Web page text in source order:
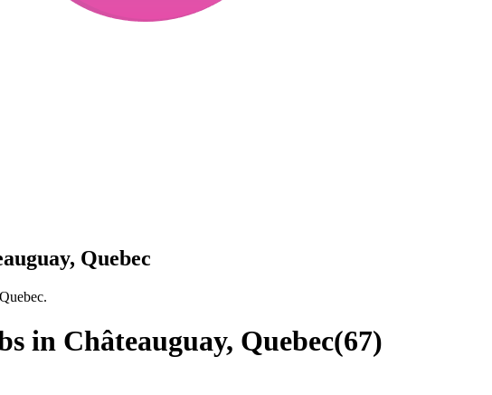
Quebec
in Châteauguay, Quebec(67)